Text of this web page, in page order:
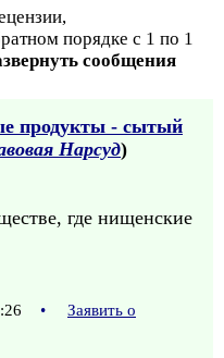
порядке с 1 по 1
сообщения
продукты - сытый
Нарсуд)
где нищенские
•
Заявить о